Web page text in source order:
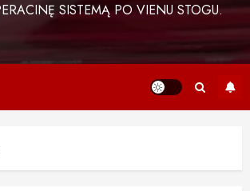
SISTEMĄ PO VIENU STOGU.